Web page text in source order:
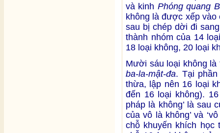
và kinh Phóng quang
không là được xếp vào
sau bị chép dời đi
thành nhóm của 14
18 loại không, 20 loại
Mười sáu loại không
ba-la-mật-đa. Tại
thừa, lập nên 16 loại
đến 16 loại không).
pháp là không’ là sau
của vô là không’ và
chỗ khuyến khích học